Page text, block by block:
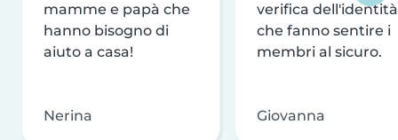
mamme e papà che
hanno bisogno di
aiuto a casa!
Nerina
verifica dell'identità
che fanno sentire i
membri al sicuro.
Giovanna